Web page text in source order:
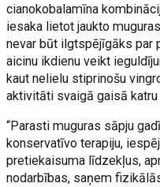
cianokobalamīna
iesaka lietot jaukto
nevar būt ilgtspējīgāks
aicinu ikdienu veikt
kaut nelielu stiprinošu
aktivitāti svaigā gaisā katru
“Parasti muguras sāpju
konservatīvo terapiju,
pretiekaisuma līdzekļus,
nodarbības, saņem